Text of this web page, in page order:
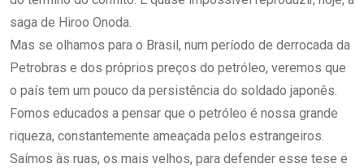
saga de Hiroo Onoda.
Mas se olhamos para o Brasil, num período de derrocada da
Petrobras e dos próprios preços do petróleo, veremos que
o país tem um pouco da persistência do soldado japonês.
Fomos educados a pensar que o petróleo é nossa grande
riqueza, constantemente ameaçada pelos estrangeiros.
Saímos às ruas, os mais velhos, para defender esse tese e